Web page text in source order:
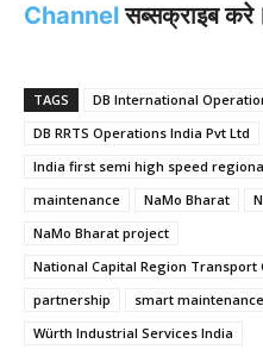
Channel सब्सक्राइब
TAGS DB International
DB RRTS Operations India Pvt Ltd
India first semi high speed
maintenance
NaMo Bharat
NaMo Bharat project
National Capital Region Transport
partnership
smart maintenance
Würth Industrial Services India